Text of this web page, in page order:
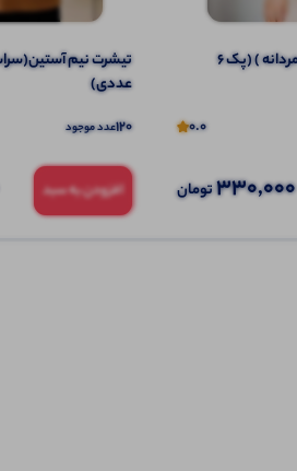
تیشرت نیم آستین (یقه مردانه ) (پک 6
0.0
330,000تومان
عددی)
120عدد موجود
افزودن به سبد